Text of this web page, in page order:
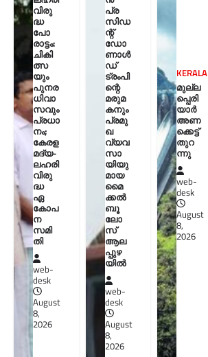
വിരു
ദ്ധ
പോ
രാട്ടം:
ചികി
ത്സ
യും
പുനര
ധിവാ
സവും
പ്രധാ
നം;
കേരള
മദ്യ-
ലഹരി
വിരു
ദ്ധ
ഏ
കോപ
ന
സമി
തി
web-
desk
August
8,
2026
പ്ര
സിഡ
ന്റ്
ഡോ
ണാൾ
ഡ്
ട്രംപി
ന്റെ
മരുമ
കനും
പ്രമു
ഖ
വ്യവ
സാ
യിയു
മായ
മൈ
ക്കൽ
ബൂ
ലോ
സ്
ആല
പ്പുഴ
യിൽ
web-
desk
August
8,
2026
KERALA
മുല്ല
പ്പെരി
യാര്‍
അണ
ക്കെട്ട്
തുറ
ന്നു
web-
desk
August
8,
2026